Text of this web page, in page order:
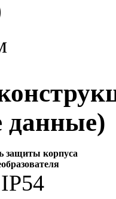
данные)
защиты корпуса
IP54